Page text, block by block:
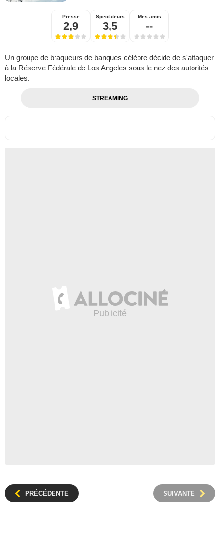
Presse
2,9
Spectateurs
3,5
Mes amis
--
Un groupe de braqueurs de banques célèbre décide de s'attaquer
à la Réserve Fédérale de Los Angeles sous le nez des autorités
locales.
STREAMING
PRÉCÉDENTE SUIVANTE